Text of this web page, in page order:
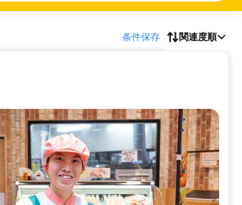
条件保存 関連度順